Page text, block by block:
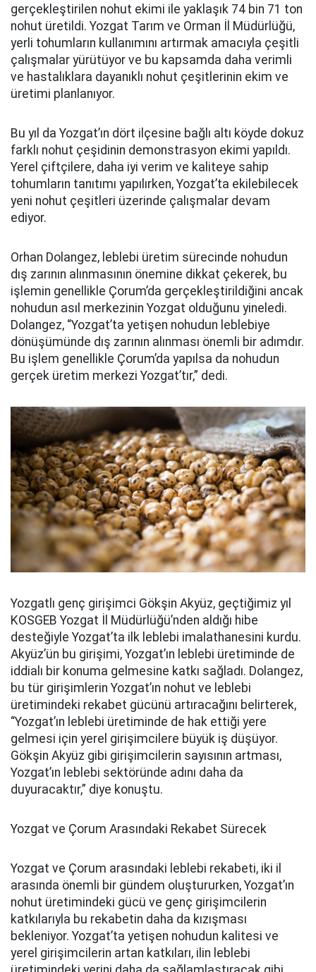
gerçekleştirilen nohut ekimi ile yaklaşık 74 bin 71 ton
nohut üretildi. Yozgat Tarım ve Orman İl Müdürlüğü,
yerli tohumların kullanımını artırmak amacıyla çeşitli
çalışmalar yürütüyor ve bu kapsamda daha verimli
ve hastalıklara dayanıklı nohut çeşitlerinin ekim ve
üretimi planlanıyor.
Bu yıl da Yozgat’ın dört ilçesine bağlı altı köyde dokuz
farklı nohut çeşidinin demonstrasyon ekimi yapıldı.
Yerel çiftçilere, daha iyi verim ve kaliteye sahip
tohumların tanıtımı yapılırken, Yozgat’ta ekilebilecek
yeni nohut çeşitleri üzerinde çalışmalar devam
ediyor.
Orhan Dolangez, leblebi üretim sürecinde nohudun
dış zarının alınmasının önemine dikkat çekerek, bu
işlemin genellikle Çorum’da gerçekleştirildiğini ancak
nohudun asıl merkezinin Yozgat olduğunu yineledi.
Dolangez, “Yozgat’ta yetişen nohudun leblebiye
dönüşümünde dış zarının alınması önemli bir adımdır.
Bu işlem genellikle Çorum’da yapılsa da nohudun
gerçek üretim merkezi Yozgat’tır,” dedi.
Yozgatlı genç girişimci Gökşin Akyüz, geçtiğimiz yıl
KOSGEB Yozgat İl Müdürlüğü’nden aldığı hibe
desteğiyle Yozgat’ta ilk leblebi imalathanesini kurdu.
Akyüz’ün bu girişimi, Yozgat’ın leblebi üretiminde de
iddialı bir konuma gelmesine katkı sağladı. Dolangez,
bu tür girişimlerin Yozgat’ın nohut ve leblebi
üretimindeki rekabet gücünü artıracağını belirterek,
“Yozgat’ın leblebi üretiminde de hak ettiği yere
gelmesi için yerel girişimcilere büyük iş düşüyor.
Gökşin Akyüz gibi girişimcilerin sayısının artması,
Yozgat’ın leblebi sektöründe adını daha da
duyuracaktır,” diye konuştu.
Yozgat ve Çorum Arasındaki Rekabet Sürecek
Yozgat ve Çorum arasındaki leblebi rekabeti, iki il
arasında önemli bir gündem oluştururken, Yozgat’ın
nohut üretimindeki gücü ve genç girişimcilerin
katkılarıyla bu rekabetin daha da kızışması
bekleniyor. Yozgat’ta yetişen nohudun kalitesi ve
yerel girişimcilerin artan katkıları, ilin leblebi